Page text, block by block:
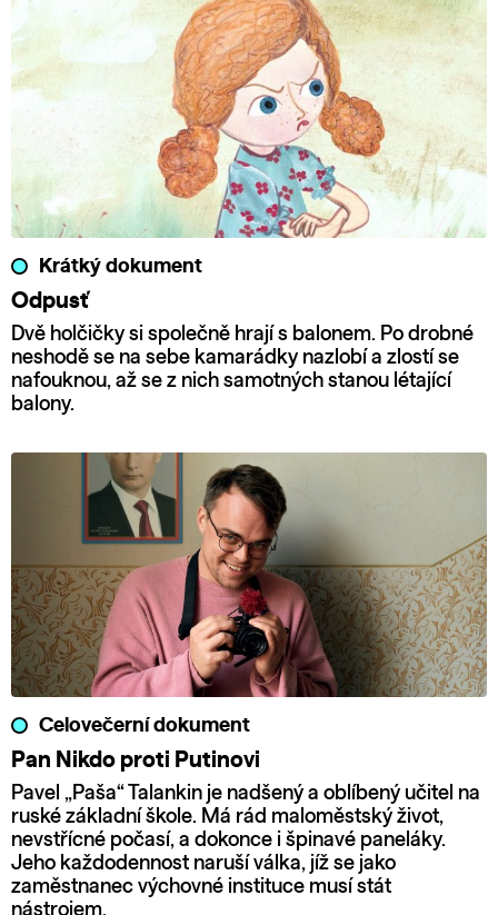
Krátký dokument
Odpusť
Dvě holčičky si společně hrají s balonem. Po drobné
neshodě se na sebe kamarádky nazlobí a zlostí se
nafouknou, až se z nich samotných stanou létající
balony.
Celovečerní dokument
Pan Nikdo proti Putinovi
Pavel „Paša“ Talankin je nadšený a oblíbený učitel na
ruské základní škole. Má rád maloměstský život,
nevstřícné počasí, a dokonce i špinavé paneláky.
Jeho každodennost naruší válka, jíž se jako
zaměstnanec výchovné instituce musí stát
nástrojem.